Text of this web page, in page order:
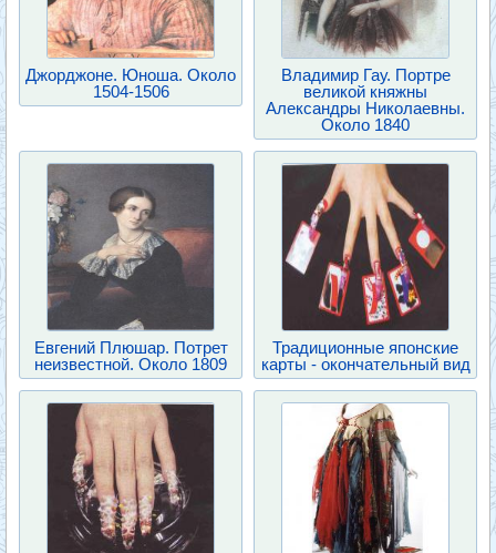
Джорджоне. Юноша. Около
1504-1506
Владимир Гау. Портре
великой княжны
Александры Николаевны.
Около 1840
Евгений Плюшар. Потрет
неизвестной. Около 1809
Традиционные японские
карты - окончательный вид